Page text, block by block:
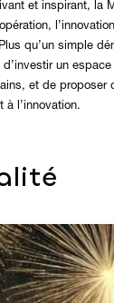
et inspirant, la
Plus qu’un simple
un
et de proposer
à l’innovation.